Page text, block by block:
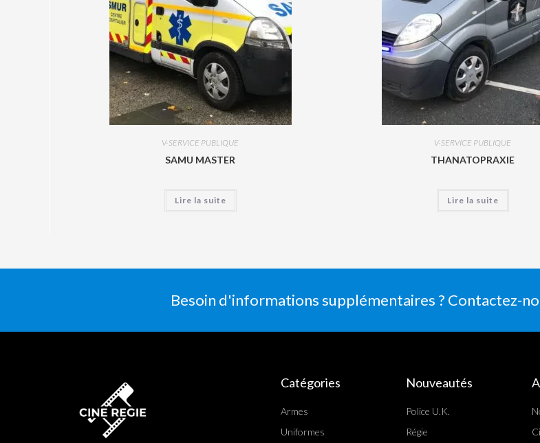
V-SERVICE PUBLIQUE
SAMU MASTER
Lire la suite
V-SERVICE PUBLIQUE
THANATOPRAXIE
Lire la suite
Besoin d'informations supplémentaires ? Contactez-
Catégories
Armes
Uniformes
Nouveautés
Police U.K.
Régie